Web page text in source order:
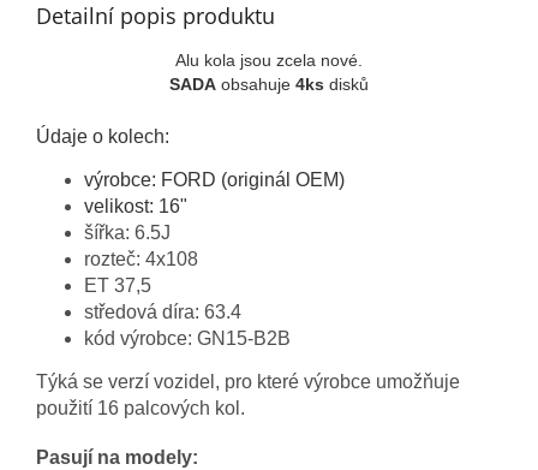
Detailní popis produktu
Alu kola jsou zcela nové.
SADA obsahuje 4ks disků
Údaje o kolech:
výrobce: FORD (originál OEM)
velikost: 16"
šířka: 6.5J
rozteč: 4x108
ET 37,5
středová díra: 63.4
kód výrobce: GN15-B2B
Týká se verzí vozidel, pro které výrobce umožňuje
použití 16 palcových kol.
Pasují na modely: